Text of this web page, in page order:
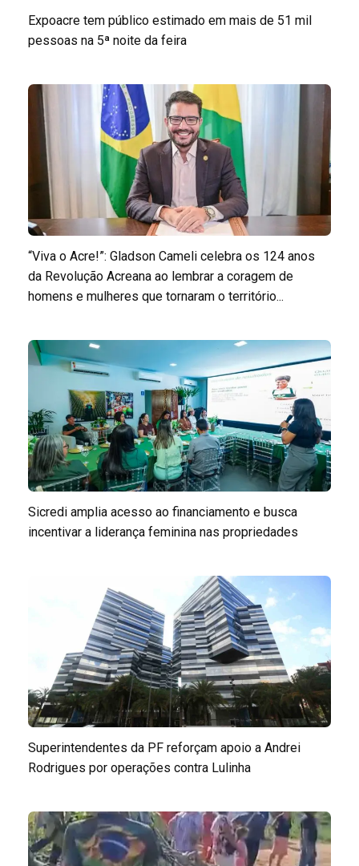
Expoacre tem público estimado em mais de 51 mil
pessoas na 5ª noite da feira
“Viva o Acre!”: Gladson Cameli celebra os 124 anos
da Revolução Acreana ao lembrar a coragem de
homens e mulheres que tornaram o território...
Sicredi amplia acesso ao financiamento e busca
incentivar a liderança feminina nas propriedades
Superintendentes da PF reforçam apoio a Andrei
Rodrigues por operações contra Lulinha